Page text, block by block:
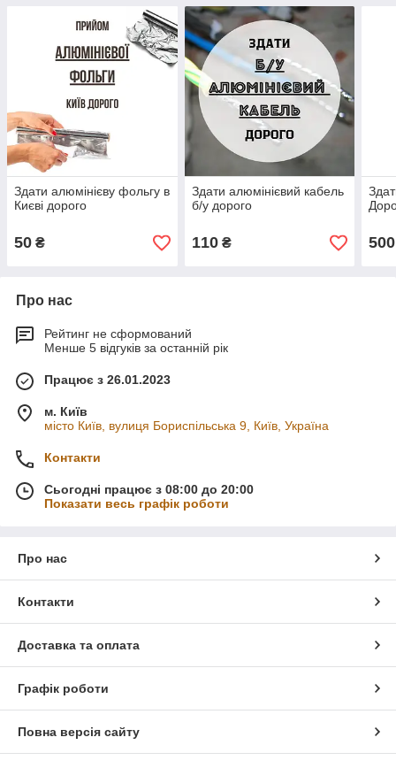
Здати алюмінієву фольгу в
Києві дорого
50 ₴
Здати алюмінієвий кабель
б/у дорого
110₴ 500
Про нас
Рейтинг не сформований
Менше 5 відгуків за останній рік
Працює з 26.01.2023
м. Київ
місто Київ, вулиця Бориспільська 9, Київ, Україна
Контакти
Сьогодні працює з 08:00 до 20:00
Показати весь графік роботи
Про нас
Контакти
Доставка та оплата
Графік роботи
Повна версія сайту